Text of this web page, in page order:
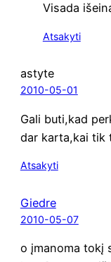
Visa­da
Atsakyti
astyte
2010-05-01
Gali buti,kad
dar karta,kai tik
Atsakyti
Giedre
2010-05-07
o įma­no­ma tokį